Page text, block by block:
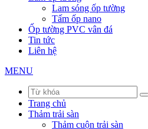
Lam sóng ốp tường
Tấm ốp nano
Ốp tường PVC vân đá
Tin tức
Liên hệ
MENU
Trang chủ
Thảm trải sàn
Thảm cuộn trải sàn